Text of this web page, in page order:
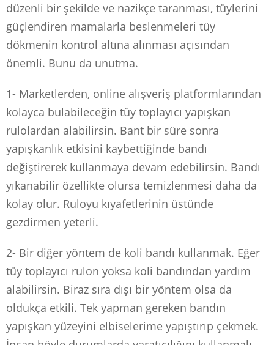
düzenli bir şekilde ve nazikçe taranması, tüylerini
güçlendiren mamalarla beslenmeleri tüy
dökmenin kontrol altına alınması açısından
önemli. Bunu da unutma.
1- Marketlerden, online alışveriş platformlarından
kolayca bulabileceğin tüy toplayıcı yapışkan
rulolardan alabilirsin. Bant bir süre sonra
yapışkanlık etkisini kaybettiğinde bandı
değiştirerek kullanmaya devam edebilirsin. Bandı
yıkanabilir özellikte olursa temizlenmesi daha da
kolay olur. Ruloyu kıyafetlerinin üstünde
gezdirmen yeterli.
2- Bir diğer yöntem de koli bandı kullanmak. Eğer
tüy toplayıcı rulon yoksa koli bandından yardım
alabilirsin. Biraz sıra dışı bir yöntem olsa da
oldukça etkili. Tek yapman gereken bandın
yapışkan yüzeyini elbiselerime yapıştırıp çekmek.